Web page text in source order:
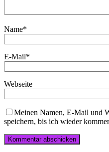
Name*
E-Mail*
Webseite
Meinen Namen, E-Mail und
speichern, bis ich wieder